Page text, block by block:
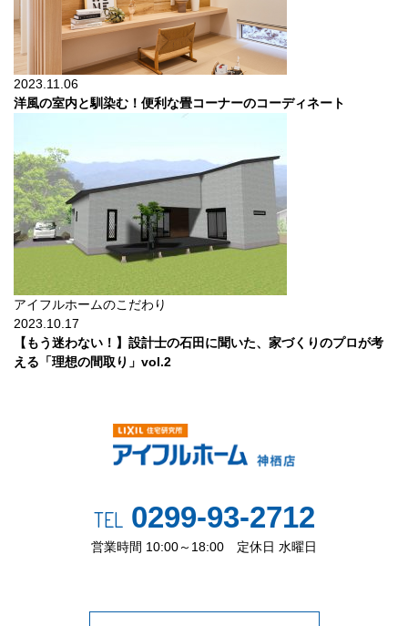
2023.11.06
洋風の室内と馴染む！便利な畳コーナーのコーディネート
アイフルホームのこだわり
2023.10.17
【もう迷わない！】設計士の石田に聞いた、家づくりのプロが考
える「理想の間取り」vol.2
TEL0299-93-2712
営業時間 10:00～18:00 定休日 水曜日